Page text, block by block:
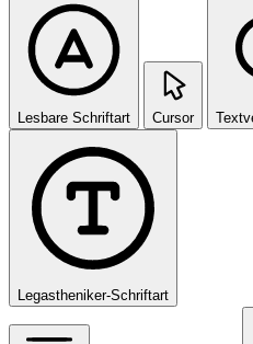
Lesbare Schriftart Cursor
Legastheniker-Schriftart